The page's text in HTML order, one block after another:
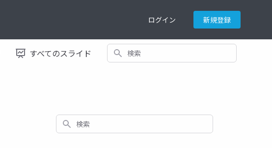
ログイン 新規登録
すべてのスライド 検索
検索